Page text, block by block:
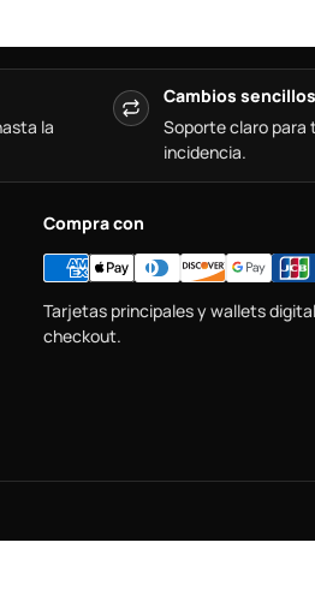
la
Cambios sencillos
Soporte claro para
incidencia.
Compra con
Tarjetas principales y wallets
checkout.